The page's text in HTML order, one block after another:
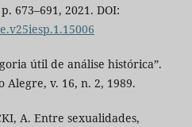
673–691, 2021. DOI:
útil de análise histórica”.
Alegre, v. 16, n. 2, 1989.
A. Entre sexualidades,